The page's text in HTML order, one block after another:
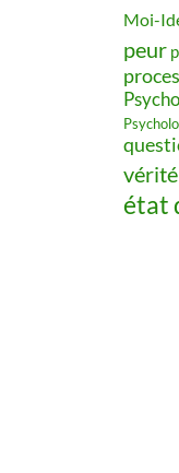
Moi-
peur
vérité
état